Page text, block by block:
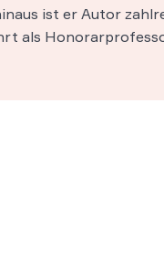
ist er Autor
als